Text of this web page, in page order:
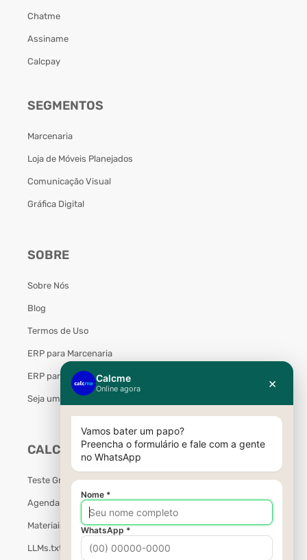
Chatme
Assiname
Calcpay
SEGMENTOS
Marcenaria
Loja de Móveis Planejados
Comunicação Visual
Gráfica Digital
SOBRE
Sobre Nós
Blog
Termos de Uso
ERP para Marcenaria
ERP para Móveis Planejados
Seja um Parceiro Calcme
CALCME
Teste Grátis
Agendar Demonstração
Materiais Gratuitos
LLMs.txt